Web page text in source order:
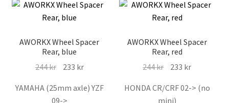
AWORKX Wheel Spacer
Rear, blue
244kr Det
priset
233 krDet
priset
YAMAHA (25mm axle) YZF
09->
AWORKX Wheel Spacer
Rear, red
244kr Det
priset
233 krDet
priset
HONDA CR/CRF 02-> (no
mini)